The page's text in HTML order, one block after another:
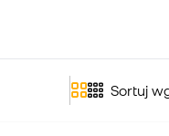
Sortuj